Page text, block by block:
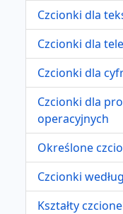
Czcionki dla
Czcionki dla
Czcionki dla
Czcionki dla
operacyjnych
Określone
Czcionki
Kształty